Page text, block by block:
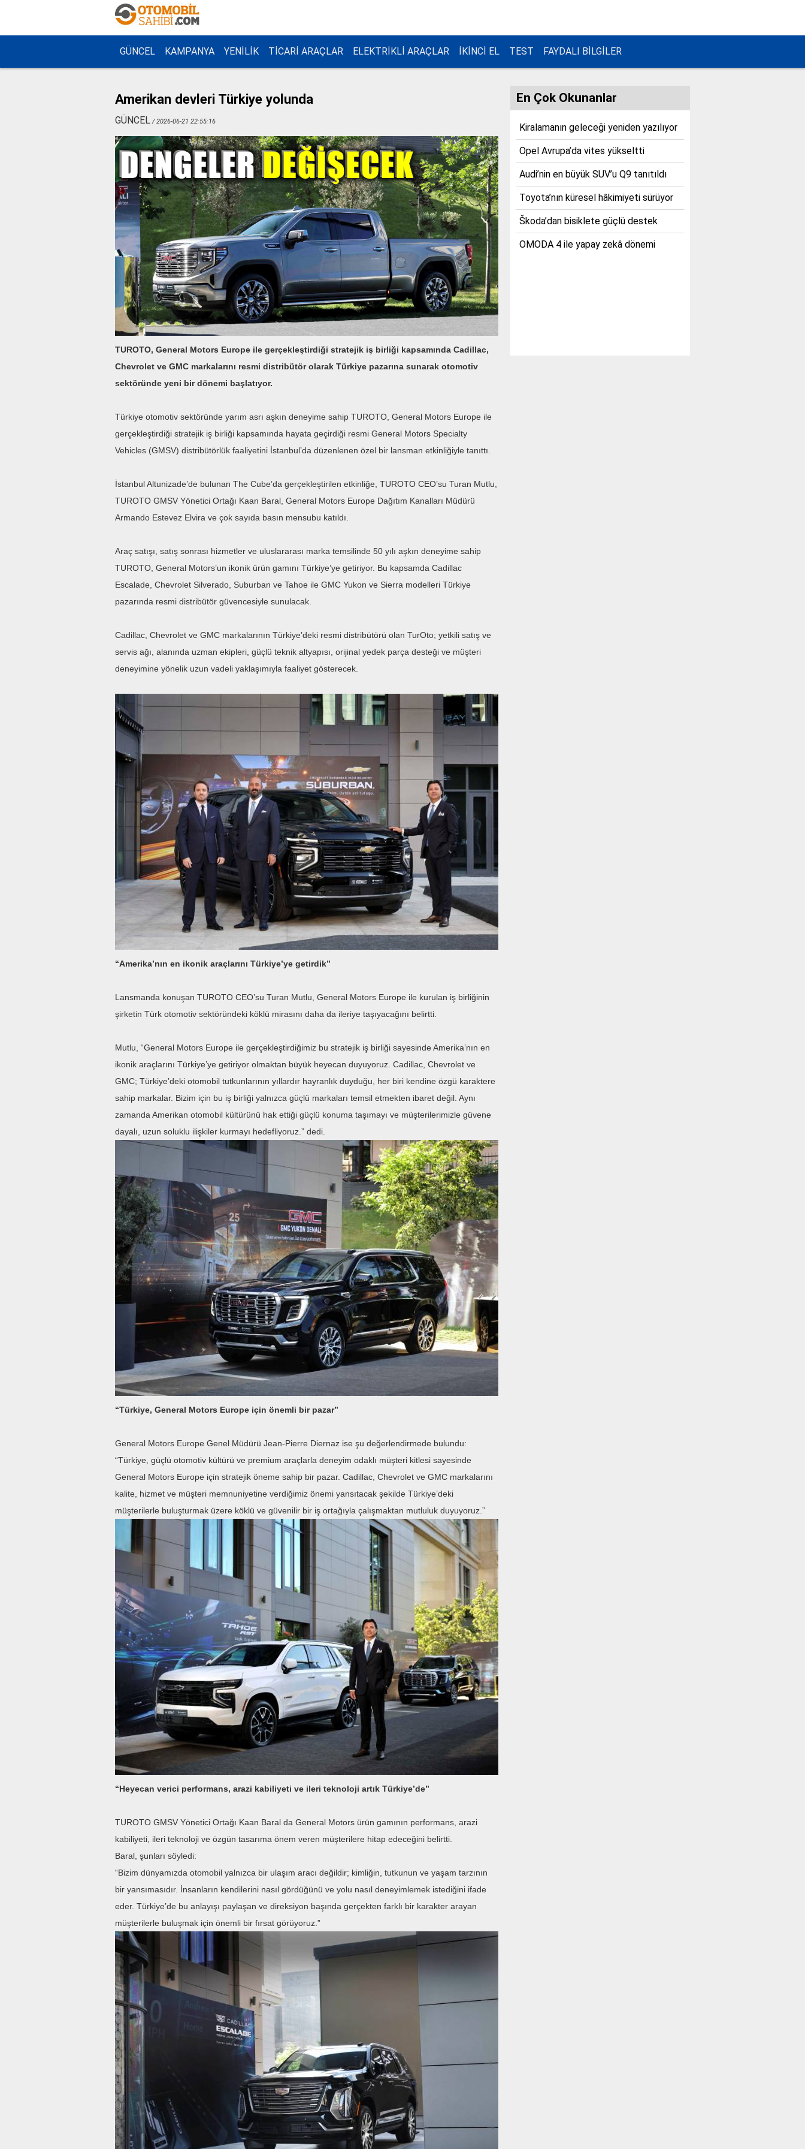
GÜNCEL KAMPANYA YENİLİK TİCARİ ARAÇLAR ELEKTRİKLİ ARAÇLAR İKİNCİ EL TEST FAYDALI BİLGİLER
Amerikan devleri Türkiye yolunda
GÜNCEL / 2026-06-21 22:55:16
TUROTO, General Motors Europe ile gerçekleştirdiği stratejik iş birliği kapsamında Cadillac,
Chevrolet ve GMC markalarını resmi distribütör olarak Türkiye pazarına sunarak otomotiv
sektöründe yeni bir dönemi başlatıyor.
Türkiye otomotiv sektöründe yarım asrı aşkın deneyime sahip TUROTO, General Motors Europe ile
gerçekleştirdiği stratejik iş birliği kapsamında hayata geçirdiği resmi General Motors Specialty
Vehicles (GMSV) distribütörlük faaliyetini İstanbul’da düzenlenen özel bir lansman etkinliğiyle tanıttı.
İstanbul Altunizade’de bulunan The Cube’da gerçekleştirilen etkinliğe, TUROTO CEO’su Turan Mutlu,
TUROTO GMSV Yönetici Ortağı Kaan Baral, General Motors Europe Dağıtım Kanalları Müdürü
Armando Estevez Elvira ve çok sayıda basın mensubu katıldı.
Araç satışı, satış sonrası hizmetler ve uluslararası marka temsilinde 50 yılı aşkın deneyime sahip
TUROTO, General Motors’un ikonik ürün gamını Türkiye’ye getiriyor. Bu kapsamda Cadillac
Escalade, Chevrolet Silverado, Suburban ve Tahoe ile GMC Yukon ve Sierra modelleri Türkiye
pazarında resmi distribütör güvencesiyle sunulacak.
Cadillac, Chevrolet ve GMC markalarının Türkiye’deki resmi distribütörü olan TurOto; yetkili satış ve
servis ağı, alanında uzman ekipleri, güçlü teknik altyapısı, orijinal yedek parça desteği ve müşteri
deneyimine yönelik uzun vadeli yaklaşımıyla faaliyet gösterecek.
“Amerika’nın en ikonik araçlarını Türkiye’ye getirdik”
Lansmanda konuşan TUROTO CEO’su Turan Mutlu, General Motors Europe ile kurulan iş birliğinin
şirketin Türk otomotiv sektöründeki köklü mirasını daha da ileriye taşıyacağını belirtti.
Mutlu, “General Motors Europe ile gerçekleştirdiğimiz bu stratejik iş birliği sayesinde Amerika’nın en
ikonik araçlarını Türkiye’ye getiriyor olmaktan büyük heyecan duyuyoruz. Cadillac, Chevrolet ve
GMC; Türkiye’deki otomobil tutkunlarının yıllardır hayranlık duyduğu, her biri kendine özgü karaktere
sahip markalar. Bizim için bu iş birliği yalnızca güçlü markaları temsil etmekten ibaret değil. Aynı
zamanda Amerikan otomobil kültürünü hak ettiği güçlü konuma taşımayı ve müşterilerimizle güvene
dayalı, uzun soluklu ilişkiler kurmayı hedefliyoruz.” dedi.
“Türkiye, General Motors Europe için önemli bir pazar”
General Motors Europe Genel Müdürü Jean-Pierre Diernaz ise şu değerlendirmede bulundu:
“Türkiye, güçlü otomotiv kültürü ve premium araçlarla deneyim odaklı müşteri kitlesi sayesinde
General Motors Europe için stratejik öneme sahip bir pazar. Cadillac, Chevrolet ve GMC markalarını
kalite, hizmet ve müşteri memnuniyetine verdiğimiz önemi yansıtacak şekilde Türkiye’deki
müşterilerle buluşturmak üzere köklü ve güvenilir bir iş ortağıyla çalışmaktan mutluluk duyuyoruz.”
“Heyecan verici performans, arazi kabiliyeti ve ileri teknoloji artık Türkiye’de”
TUROTO GMSV Yönetici Ortağı Kaan Baral da General Motors ürün gamının performans, arazi
kabiliyeti, ileri teknoloji ve özgün tasarıma önem veren müşterilere hitap edeceğini belirtti.
Baral, şunları söyledi:
“Bizim dünyamızda otomobil yalnızca bir ulaşım aracı değildir; kimliğin, tutkunun ve yaşam tarzının
bir yansımasıdır. İnsanların kendilerini nasıl gördüğünü ve yolu nasıl deneyimlemek istediğini ifade
eder. Türkiye’de bu anlayışı paylaşan ve direksiyon başında gerçekten farklı bir karakter arayan
müşterilerle buluşmak için önemli bir fırsat görüyoruz.”
En Çok Okunanlar
Kiralamanın geleceği yeniden yazılıyor
Opel Avrupa’da vites yükseltti
Audi’nin en büyük SUV’u Q9 tanıtıldı
Toyota’nın küresel hâkimiyeti sürüyor
Škoda’dan bisiklete güçlü destek
OMODA 4 ile yapay zekâ dönemi